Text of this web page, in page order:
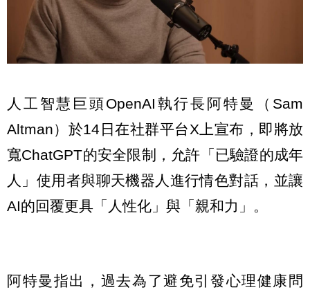
人工智慧巨頭OpenAI執行長阿特曼（Sam
Altman）於14日在社群平台X上宣布，即將放
寬ChatGPT的安全限制，允許「已驗證的成年
人」使用者與聊天機器人進行情色對話，並讓
AI的回覆更具「人性化」與「親和力」。
阿特曼指出，過去為了避免引發心理健康問